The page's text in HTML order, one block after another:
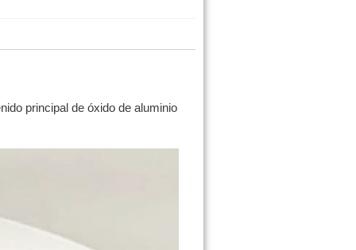
principal de óxido de aluminio